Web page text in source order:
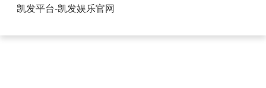
口碑好的排针排母货源充足-凯发平台
凯发平台-凯发娱乐官网